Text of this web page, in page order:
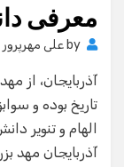
معرفی
by علی مهرپرور
آذربايجان، از
تاريخ بوده و
الهام و تنوير
آذربايجان مهد